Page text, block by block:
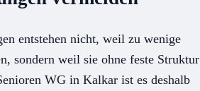
entstehen nicht, weil zu wenige
sondern weil sie ohne feste Struktur
WG in Kalkar ist es deshalb